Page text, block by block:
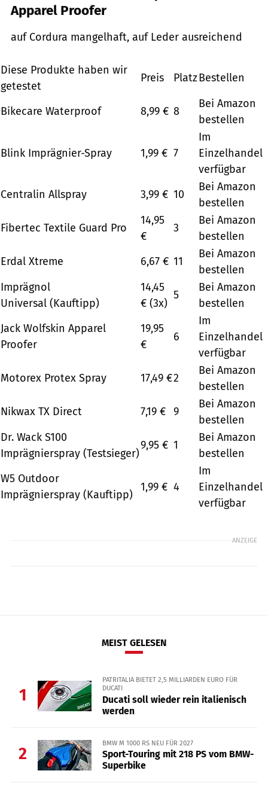
Apparel Proofer
auf Cordura mangelhaft, auf Leder ausreichend
Diese Produkte haben wir
getestet
Preis PlatzBestellen
Bikecare Waterproof 8,99 € 8
Bei Amazon
bestellen
Blink Imprägnier-Spray 1,99 € 7
Im
Einzelhandel
verfügbar
Centralin Allspray
3,99 € 10
Bei Amazon
bestellen
Fibertec Textile Guard Pro
14,95
€
3
Bei Amazon
bestellen
Erdal Xtreme
6,67 € 11
Bei Amazon
bestellen
Imprägnol
Universal (Kauftipp)
14,45
€ (3x)
5
Bei Amazon
bestellen
Jack Wolfskin Apparel
Proofer
19,95
€
6
Im
Einzelhandel
verfügbar
Motorex Protex Spray
17,49 €2
Bei Amazon
bestellen
Nikwax TX Direct
7,19 € 9
Bei Amazon
bestellen
Dr. Wack S100
Imprägnierspray (Testsieger)
9,95 € 1
Bei Amazon
bestellen
W5 Outdoor
Imprägnierspray (Kauftipp)
1,99 € 4
Im
Einzelhandel
verfügbar
ANZEIGE
MEIST GELESEN
1
PATRITALIA BIETET 2,5 MILLIARDEN EURO FÜR
DUCATI
Ducati soll wieder rein italienisch
werden
2
BMW M 1000 RS NEU FÜR 2027
Sport-Touring mit 218 PS vom BMW-
Superbike